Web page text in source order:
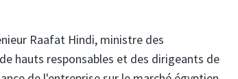
Raafat Hindi, ministre des
hauts responsables et des dirigeants de